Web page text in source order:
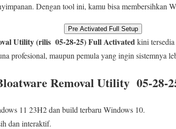
Dengan tool ini, kamu bisa membersihkan
Pre Activated Full Setup
Utility (rilis 05-28-25) Full Activatedkini
profesional, maupun pemula yang ingin sistemnya
Removal Utility 05-28-
11 23H2 dan build terbaru Windows 10.
dan interaktif.